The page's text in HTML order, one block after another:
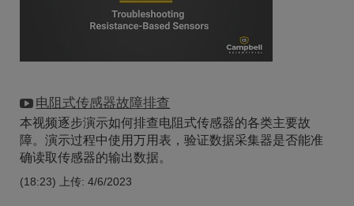
电阻式传感器故障排查
本视频逐步演示如何排查电阻式传感器的各类主要故
障。演示过程中使用万用表，验证数据采集器是否能准
确读取传感器的输出数据。
(18:23) 上传: 4/6/2023